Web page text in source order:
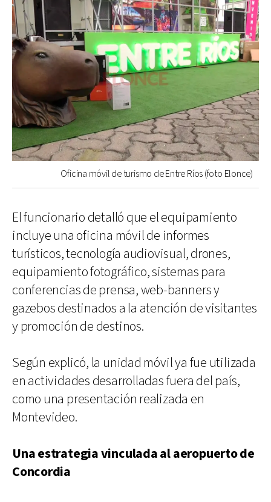
Oficina móvil de turismo de Entre Ríos (foto Elonce)
El funcionario detalló que el equipamiento
incluye una oficina móvil de informes
turísticos, tecnología audiovisual, drones,
equipamiento fotográfico, sistemas para
conferencias de prensa, web-banners y
gazebos destinados a la atención de visitantes
y promoción de destinos.
Según explicó, la unidad móvil ya fue utilizada
en actividades desarrolladas fuera del país,
como una presentación realizada en
Montevideo.
Una estrategia vinculada al aeropuerto de
Concordia